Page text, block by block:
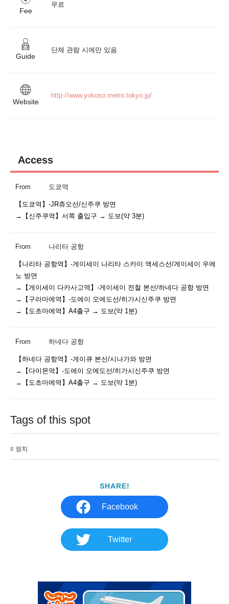
Fee
무료
Guide
단체 관람 시에만 있음
Website
http://www.yokoso.metro.tokyo.jp/
Access
From 도쿄역
【도쿄역】-JR츄오선/신주쿠 방면
From 나리타 공항
【나리타 공항역】-게이세이 나리타 스카이 액세스선/게이세이 우에
노 방면
→【게이세이 다카사고역】-게이세이 전철 본선/하네다 공항 방면
→【구라마에역】-도에이 오에도선/히가시신주쿠 방면
From 하네다 공항
【하네다 공항역】-게이큐 본선/시나가와 방면
→【다이몬역】-도에이 오에도선/히가시신주쿠 방면
Tags of this spot
정치
SHARE!
Facebook
Twitter